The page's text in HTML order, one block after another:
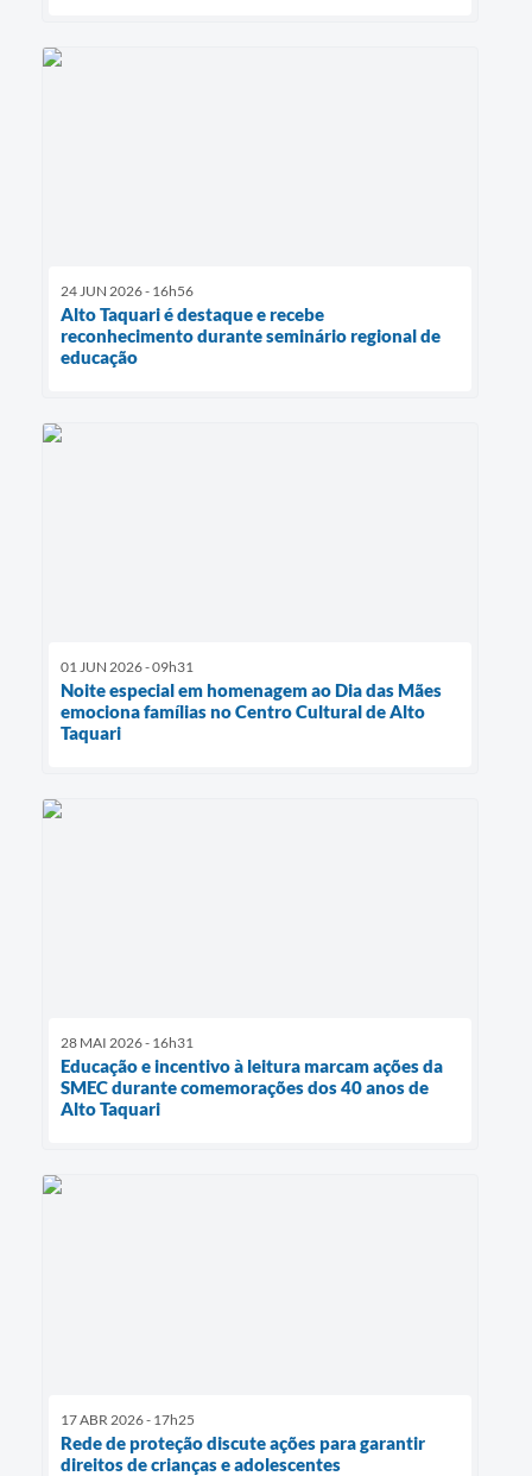
24 JUN 2026 - 16h56
Alto Taquari é destaque e recebe
reconhecimento durante seminário regional de
educação
01 JUN 2026 - 09h31
Noite especial em homenagem ao Dia das Mães
emociona famílias no Centro Cultural de Alto
Taquari
28 MAI 2026 - 16h31
Educação e incentivo à leitura marcam ações da
SMEC durante comemorações dos 40 anos de
Alto Taquari
17 ABR 2026 - 17h25
Rede de proteção discute ações para garantir
direitos de crianças e adolescentes